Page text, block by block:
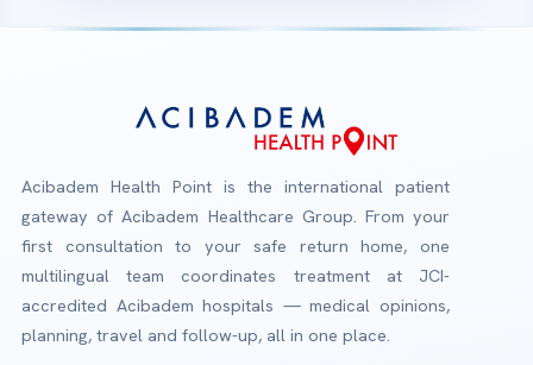
Acibadem Health Point is the international patient
gateway of Acibadem Healthcare Group. From your
first consultation to your safe return home, one
multilingual team coordinates treatment at JCI-
accredited Acibadem hospitals — medical opinions,
planning, travel and follow-up, all in one place.